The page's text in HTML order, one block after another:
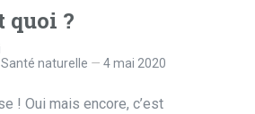
quoi ?
Santé naturelle 4 mai 2020
! Oui mais encore, c’est